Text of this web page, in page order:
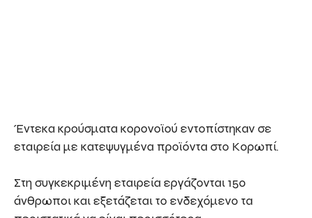
Έντεκα κρούσματα κορονοϊού εντοπίστηκαν σε
εταιρεία με κατεψυγμένα προϊόντα στο Κορωπί.
Στη συγκεκριμένη εταιρεία εργάζονται 150
άνθρωποι και εξετάζεται το ενδεχόμενο τα